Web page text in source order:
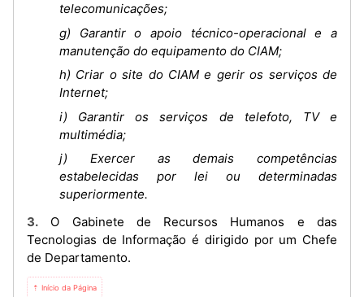
telecomunicações;
g) Garantir o apoio técnico-operacional e a
manutenção do equipamento do CIAM;
h) Criar o site do CIAM e gerir os serviços de
Internet;
i) Garantir os serviços de telefoto, TV e
multimédia;
j) Exercer as demais competências
estabelecidas por lei ou determinadas
superiormente.
3. O Gabinete de Recursos Humanos e das
Tecnologias de Informação é dirigido por um Chefe
de Departamento.
⇡ Início da Página